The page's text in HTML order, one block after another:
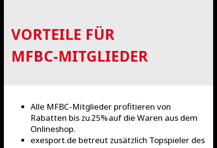
VORTEILE FÜR
MFBC-MITGLIEDER
Alle MFBC-Mitglieder profitieren von
Rabatten bis zu 25% auf die Waren aus dem
Onlineshop.
exesport.de betreut zusätzlich Topspieler des